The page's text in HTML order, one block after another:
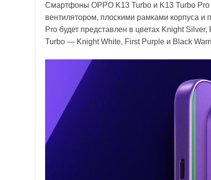
Смартфоны OPPO K13 Turbo и K13 Turbo
вентилятором, плоскими рамками корпуса
Pro будет представлен в цветах Knight
Turbo — Knight White, First Purple и Black